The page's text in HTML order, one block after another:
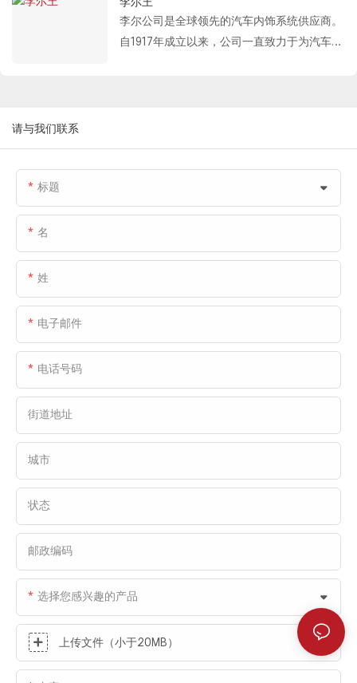
凭借快速开启/关闭、高效隔热和灵活部署等
特点，该产品组合完全适应福特在制造和仓储
Fastlink为本项目提供的解决方案包括：保温
分段门和单扇分段门。保温分段门凭借其优异
的密封性和隔热性能，有效保障了仓库环境的
流通道系统，充分保障了零部件转运活动的顺
利进行。
李尔公司是全球领先的汽车内饰系统供应商。
自1917年成立以来，公司一直致力于为汽车制
Fastlink 为 Lear 公司提供的专业门解决方案
包括：PVC 外高速卷帘门和 PVC 内高速卷帘
两种类型的通道均采用抗冲击设计，确保高频
分隔和通行效率。两者结合，为优化生产流程
支持。
请与我们联系
标题
名
姓
电子邮件
电话号码
街道地址
城市
状态
邮政编码
选择您感兴趣的产品
上传文件（小于20MB）